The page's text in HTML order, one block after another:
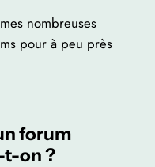
nombreuses
pour à peu près
forum
t-on ?